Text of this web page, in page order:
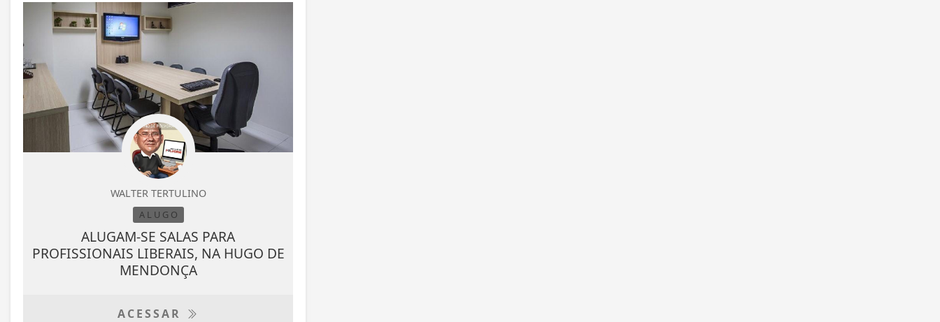
WALTER TERTULINO
A L U G O
ALUGAM-SE SALAS PARA
PROFISSIONAIS LIBERAIS, NA HUGO DE
MENDONÇA
ACESSAR